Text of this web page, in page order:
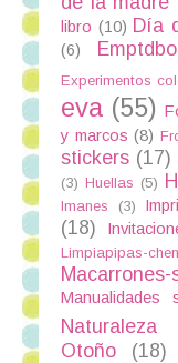
libro (10) Día
(6)
Experimentos
eva (55)
y marcos (8)
stickers (17)
(3) Huellas (5)
Imanes (3)
(18)
Limpiapipas-
Macarrones-
Manualidades
Naturaleza
Otoño (18)